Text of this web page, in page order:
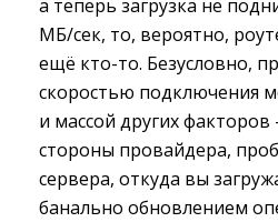
а теперь загрузка не
МБ/сек, то, вероятно,
ещё кто-то. Безусловно,
скоростью подключения
и массой других
стороны провайдера,
сервера, откуда вы
банально обновлением